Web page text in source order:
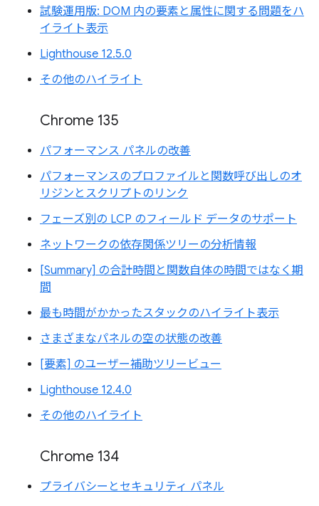
試験運用版: DOM 内の要素と属性に関する問題をハ
イライト表示
Lighthouse 12.5.0
その他のハイライト
Chrome 135
パフォーマンス パネルの改善
パフォーマンスのプロファイルと関数呼び出しのオ
リジンとスクリプトのリンク
フェーズ別の LCP のフィールド データのサポート
ネットワークの依存関係ツリーの分析情報
[Summary] の合計時間と関数自体の時間ではなく期
間
最も時間がかかったスタックのハイライト表示
さまざまなパネルの空の状態の改善
[要素] のユーザー補助ツリービュー
Lighthouse 12.4.0
その他のハイライト
Chrome 134
プライバシーとセキュリティ パネル